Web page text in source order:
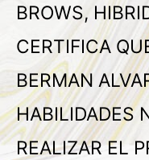
BROWS,
CERTIFICA
BERMAN
HABILIDADES
REALIZAR EL